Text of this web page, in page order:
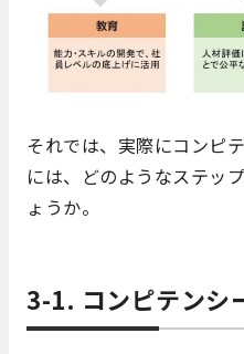
それでは、実際にコンピ
には、どのようなステッ
ょうか。
3-1. コンピテンシ